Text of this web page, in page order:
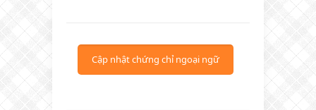
Cập nhật chứng chỉ ngoại ngữ